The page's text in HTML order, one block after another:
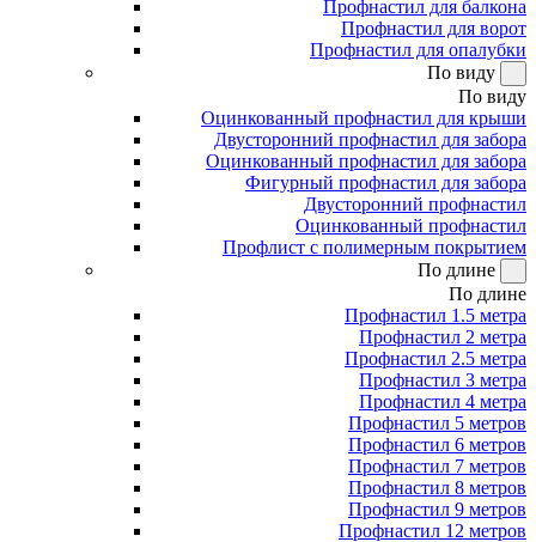
Профнастил для балкона
Профнастил для ворот
Профнастил для опалубки
По виду
По виду
Оцинкованный профнастил для крыши
Двусторонний профнастил для забора
Оцинкованный профнастил для забора
Фигурный профнастил для забора
Двусторонний профнастил
Оцинкованный профнастил
Профлист с полимерным покрытием
По длине
По длине
Профнастил 1.5 метра
Профнастил 2 метра
Профнастил 2.5 метра
Профнастил 3 метра
Профнастил 4 метра
Профнастил 5 метров
Профнастил 6 метров
Профнастил 7 метров
Профнастил 8 метров
Профнастил 9 метров
Профнастил 12 метров